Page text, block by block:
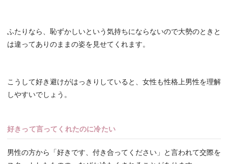
ふたりなら、恥ずかしいという気持ちにならないので大勢のときと
は違ってありのままの姿を見せてくれます。
こうして好き避けがはっきりしていると、女性も性格上男性を理解
しやすいでしょう。
好きって言ってくれたのに冷たい
男性の方から「好きです、付き合ってください」と言われて交際を